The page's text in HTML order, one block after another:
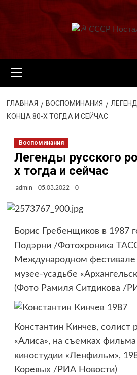
меню
ГЛАВНАЯ ВОСПОМИНАНИЯ
КОНЦА 80-Х ТОГДА И СЕЙЧАС
Воспоминания
Легенды русского
х тогда и сейчас
admin 05.03.2022 0
Борис Гребенщиков в 1987
Подэрни /Фотохроника
Международном фестивале
музее-усадьбе
(Фото Рамиля Ситдикова /
Константин Кинчев, солист
«Алиса», на съемках
киностудии «Ленфильм»,
Коревых /РИА Новости)